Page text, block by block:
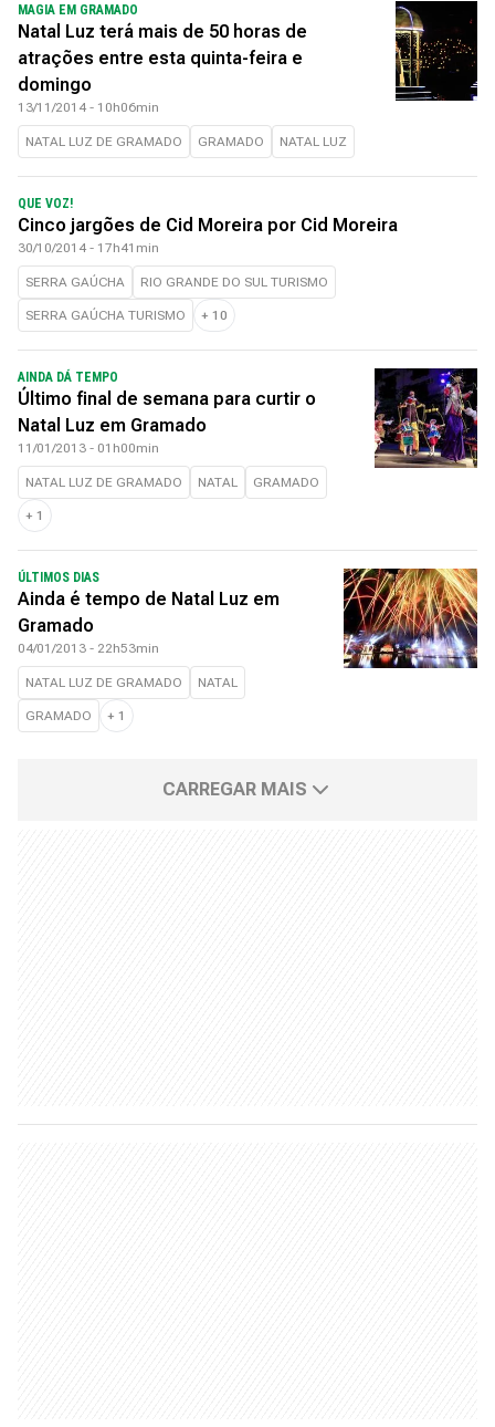
MAGIA EM GRAMADO
Natal Luz terá mais de 50 horas de
atrações entre esta quinta-feira e
domingo
13/11/2014 - 10h06min
NATAL LUZ DE GRAMADO GRAMADO NATAL LUZ
QUE VOZ!
Cinco jargões de Cid Moreira por Cid Moreira
30/10/2014 - 17h41min
SERRA GAÚCHA RIO GRANDE DO SUL TURISMO
SERRA GAÚCHA TURISMO + 10
AINDA DÁ TEMPO
Último final de semana para curtir o
Natal Luz em Gramado
11/01/2013 - 01h00min
NATAL LUZ DE GRAMADO NATAL GRAMADO
+ 1
ÚLTIMOS DIAS
Ainda é tempo de Natal Luz em
Gramado
04/01/2013 - 22h53min
NATAL LUZ DE GRAMADO NATAL
GRAMADO + 1
CARREGAR MAIS